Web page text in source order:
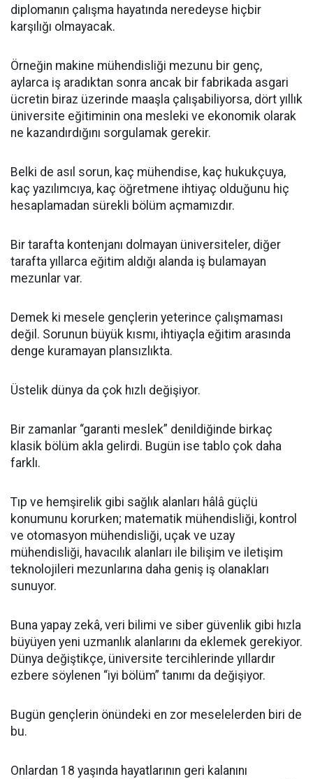
diplomanın çalışma hayatında neredeyse hiçbir
karşılığı olmayacak.
Örneğin makine mühendisliği mezunu bir genç,
aylarca iş aradıktan sonra ancak bir fabrikada asgari
ücretin biraz üzerinde maaşla çalışabiliyorsa, dört yıllık
üniversite eğitiminin ona mesleki ve ekonomik olarak
ne kazandırdığını sorgulamak gerekir.
Belki de asıl sorun, kaç mühendise, kaç hukukçuya,
kaç yazılımcıya, kaç öğretmene ihtiyaç olduğunu hiç
hesaplamadan sürekli bölüm açmamızdır.
Bir tarafta kontenjanı dolmayan üniversiteler, diğer
tarafta yıllarca eğitim aldığı alanda iş bulamayan
mezunlar var.
Demek ki mesele gençlerin yeterince çalışmaması
değil. Sorunun büyük kısmı, ihtiyaçla eğitim arasında
denge kuramayan plansızlıkta.
Üstelik dünya da çok hızlı değişiyor.
Bir zamanlar “garanti meslek” denildiğinde birkaç
klasik bölüm akla gelirdi. Bugün ise tablo çok daha
farklı.
Tıp ve hemşirelik gibi sağlık alanları hâlâ güçlü
konumunu korurken; matematik mühendisliği, kontrol
ve otomasyon mühendisliği, uçak ve uzay
mühendisliği, havacılık alanları ile bilişim ve iletişim
teknolojileri mezunlarına daha geniş iş olanakları
sunuyor.
Buna yapay zekâ, veri bilimi ve siber güvenlik gibi hızla
büyüyen yeni uzmanlık alanlarını da eklemek gerekiyor.
Dünya değiştikçe, üniversite tercihlerinde yıllardır
ezbere söylenen “iyi bölüm” tanımı da değişiyor.
Bugün gençlerin önündeki en zor meselelerden biri de
bu.
Onlardan 18 yaşında hayatlarının geri kalanını